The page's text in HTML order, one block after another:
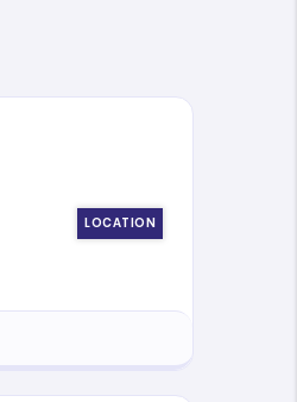
LOCATION